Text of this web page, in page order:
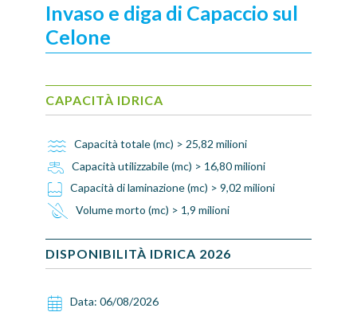
Invaso e diga di Capaccio sul
Celone
CAPACITÀ IDRICA
Capacità totale (mc) > 25,82 milioni
Capacità utilizzabile (mc) > 16,80 milioni
Capacità di laminazione (mc) > 9,02 milioni
Volume morto (mc) > 1,9 milioni
DISPONIBILITÀ IDRICA 2026
Data: 06/08/2026